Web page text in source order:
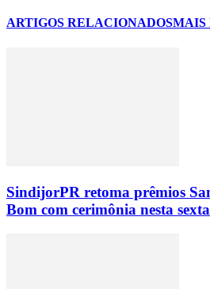
ARTIGOS RELACIONADOSMAIS
SindijorPR retoma prêmios
Bom com cerimônia nesta